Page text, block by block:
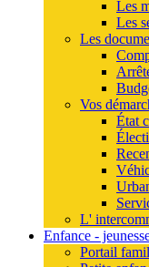
Les
Les
Les
Vos
État
L'
Enfance -
Portail